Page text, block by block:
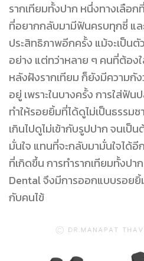
รากเทียมทั้งปาก หนึ่งทางเลื
ที่อยากกลับมามีฟันครบทุกซี่ แล
ประสิทธิภาพอีกครั้ง แม้จะเป็น
อย่าง แต่ทว่าหลาย ๆ คนที่ต้อ
หลังฝังรากเทียม ก็ยังมีความกั
อยู่ เพราะในบางครั้ง การใส่ฟั
ทำให้รอยยิ้มที่ได้ดูไม่เป็นธรรม
เกินไปดูไม่เข้ากับรูปปาก จนเป็
มั่นใจ แทนที่จะกลับมามั่นใจได้
ที่เกิดขึ้น การทำรากเทียมทั้งป
Dental จึงมีการออกแบบรอย
กับคนไข้